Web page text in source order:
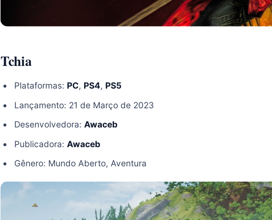
Tchia
Plataformas: PC, PS4, PS5
Lançamento: 21 de Março de 2023
Desenvolvedora: Awaceb
Publicadora: Awaceb
Gênero: Mundo Aberto, Aventura